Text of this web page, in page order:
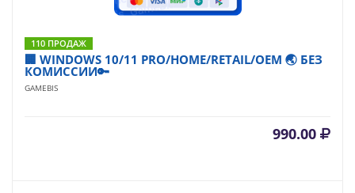
110 ПРОДАЖ
🏢 WINDOWS 10/11 PRO/HOME/RETAIL/OEM 🌏 БЕЗ
КОМИССИИ🔑
GAMEBIS
990.00